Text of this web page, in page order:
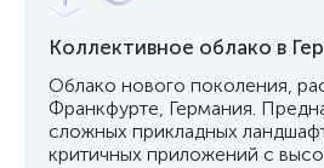
Коллективное облако в
Облако нового поколения,
Франкфурте, Германия.
сложных прикладных
критичных приложений с